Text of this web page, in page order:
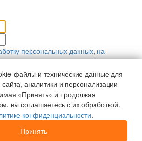
персональных данных, на
и соглашаюсь сполитикой
файлы и технические данные для
аналитики и персонализации
«Принять» и продолжая
вы соглашаетесь с их обработкой.
конфиденциальности.
Принять